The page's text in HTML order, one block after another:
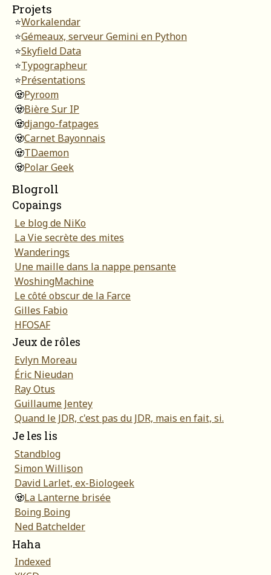
Projets
⭐Workalendar
⭐Gémeaux, serveur Gemini en Python
⭐Skyfield Data
⭐Typographeur
⭐Présentations
🧟Pyroom
🧟Bière Sur IP
🧟django-fatpages
🧟Carnet Bayonnais
🧟TDaemon
🧟Polar Geek
Blogroll
Copaings
Le blog de NiKo
La Vie secrète des mites
Wanderings
Une maille dans la nappe pensante
WoshingMachine
Le côté obscur de la Farce
Gilles Fabio
HFOSAF
Jeux de rôles
Evlyn Moreau
Éric Nieudan
Ray Otus
Guillaume Jentey
Quand le JDR, c'est pas du JDR, mais en fait, si.
Je les lis
Standblog
Simon Willison
David Larlet, ex-Biologeek
🧟La Lanterne brisée
Boing Boing
Ned Batchelder
Haha
Indexed